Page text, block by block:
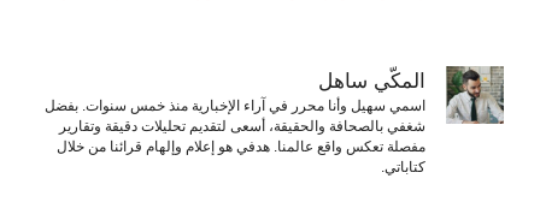
المكّي ساهل
اسمي سهيل وأنا محرر في آراء الإخبارية منذ خمس سنوات. بفضل
شغفي بالصحافة والحقيقة، أسعى لتقديم تحليلات دقيقة وتقارير
مفصلة تعكس واقع عالمنا. هدفي هو إعلام وإلهام قرائنا من خلال
كتاباتي.